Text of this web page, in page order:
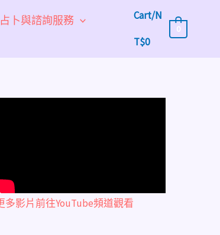
占卜與諮詢服務
Cart/N
T$0
0
多影片前往YouTube頻道觀看